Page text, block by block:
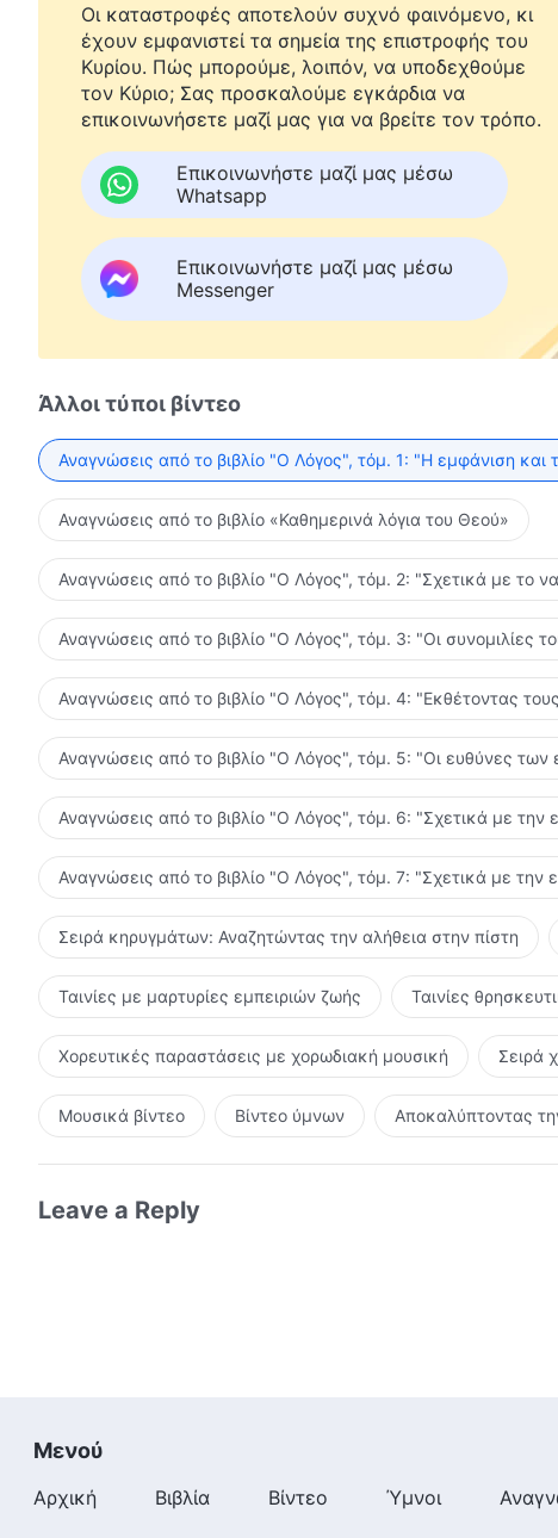
Οι καταστροφές αποτελούν συχνό φαινόμενο, κι
έχουν εμφανιστεί τα σημεία της επιστροφής του
Κυρίου. Πώς μπορούμε, λοιπόν, να υποδεχθούμε
τον Κύριο; Σας προσκαλούμε εγκάρδια να
επικοινωνήσετε μαζί μας για να βρείτε τον τρόπο.
Επικοινωνήστε μαζί μας μέσω
Whatsapp
Επικοινωνήστε μαζί μας μέσω
Messenger
Άλλοι τύποι βίντεο
Αναγνώσεις από το βιβλίο "Ο Λόγος", τόμ. 1: "Η εμφάνιση και
Αναγνώσεις από το βιβλίο «Καθημερινά λόγια του Θεού»
Αναγνώσεις από το βιβλίο "Ο Λόγος", τόμ. 2: "Σχετικά με το
Αναγνώσεις από το βιβλίο "Ο Λόγος", τόμ. 3: "Οι συνομιλίες
Αναγνώσεις από το βιβλίο "Ο Λόγος", τόμ. 4: "Εκθέτοντας
Αναγνώσεις από το βιβλίο "Ο Λόγος", τόμ. 5: "Οι ευθύνες
Αναγνώσεις από το βιβλίο "Ο Λόγος", τόμ. 6: "Σχετικά με την
Αναγνώσεις από το βιβλίο "Ο Λόγος", τόμ. 7: "Σχετικά με την
Σειρά κηρυγμάτων: Αναζητώντας την αλήθεια στην πίστη
Ταινίες με μαρτυρίες εμπειριών ζωής Ταινίες
Χορευτικές παραστάσεις με χορωδιακή μουσική Σειρά
Μουσικά βίντεο Βίντεο ύμνων Αποκαλύπτοντας
Leave a Reply
Μενού
Αρχική Βιβλία Βίντεο Ύμνοι